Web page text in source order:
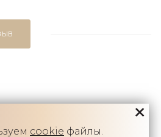
cookie файлы.